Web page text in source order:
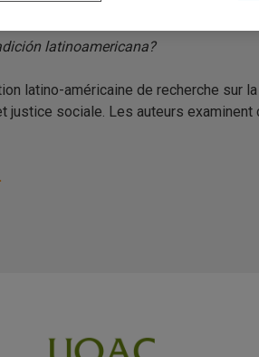
latinoamericana?
latino-américaine de recherche
justice sociale. Les auteurs